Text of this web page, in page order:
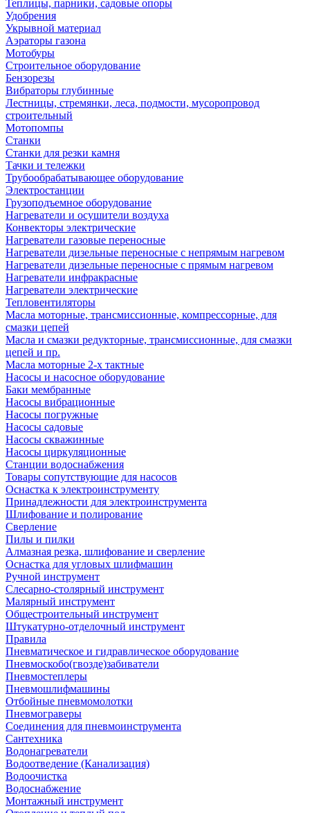
Теплицы, парники, садовые опоры
Удобрения
Укрывной материал
Аэраторы газона
Мотобуры
Строительное оборудование
Бензорезы
Вибраторы глубинные
Лестницы, стремянки, леса, подмости, мусоропровод
строительный
Мотопомпы
Станки
Станки для резки камня
Тачки и тележки
Трубообрабатывающее оборудование
Электростанции
Грузоподъемное оборудование
Нагреватели и осушители воздуха
Конвекторы электрические
Нагреватели газовые переносные
Нагреватели дизельные переносные с непрямым нагревом
Нагреватели дизельные переносные с прямым нагревом
Нагреватели инфракрасные
Нагреватели электрические
Тепловентиляторы
Масла моторные, трансмиссионные, компрессорные, для
смазки цепей
Масла и смазки редукторные, трансмиссионные, для смазки
цепей и пр.
Масла моторные 2-х тактные
Насосы и насосное оборудование
Баки мембранные
Насосы вибрационные
Насосы погружные
Насосы садовые
Насосы скважинные
Насосы циркуляционные
Станции водоснабжения
Товары сопутствующие для насосов
Оснастка к электроинструменту
Принадлежности для электроинструмента
Шлифование и полирование
Сверление
Пилы и пилки
Алмазная резка, шлифование и сверление
Оснастка для угловых шлифмашин
Ручной инструмент
Слесарно-столярный инструмент
Малярный инструмент
Общестроительный инструмент
Штукатурно-отделочный инструмент
Правила
Пневматическое и гидравлическое оборудование
Пневмоскобо(гвозде)забиватели
Пневмостеплеры
Пневмошлифмашины
Отбойные пневмомолотки
Пневмограверы
Соединения для пневмоинструмента
Сантехника
Водонагреватели
Водоотведение (Канализация)
Водоочистка
Водоснабжение
Монтажный инструмент